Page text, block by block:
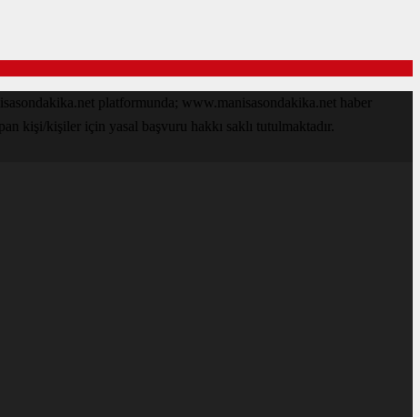
platformunda; www.manisasondakika.net haber
kişi/kişiler için yasal başvuru hakkı saklı tutulmaktadır.